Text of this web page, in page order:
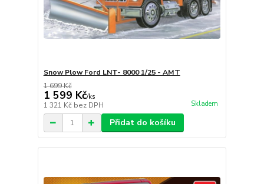
Snow Plow Ford LNT- 8000 1/25 - AMT
1 699 Kč
1 599 Kč/ks
1 321 Kč bez DPH Skladem
Přidat do košíku